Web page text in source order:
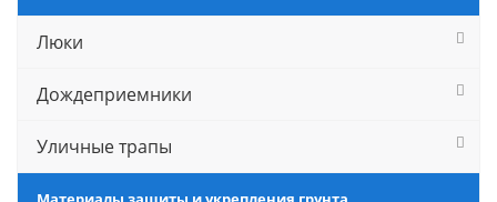
Люки
Дождеприемники
Уличные трапы